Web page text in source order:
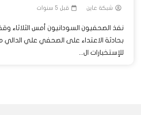
شبكة عاين قبل 5 سنوات
نفذ الصحفيون السودانيون أمس الثلاثاء
بحادثة الاعتداء على الصحفي علي الدالي
للإستخبارات ال...